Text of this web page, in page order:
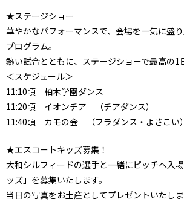
★ステージショー
華やかなパフォーマンスで、会場を一気に盛
プログラム。
熱い試合とともに、ステージショーで最高の1
＜スケジュール＞
11:10頃 柏木学園ダンス
11:20頃 イオンチア （チアダンス）
11:40頃 カモの会 （フラダンス・よさこい）
★エスコートキッズ募集！
大和シルフィードの選手と一緒にピッチへ入
ッズ」を募集いたします。
当日の写真をお土産としてプレゼントいたしま